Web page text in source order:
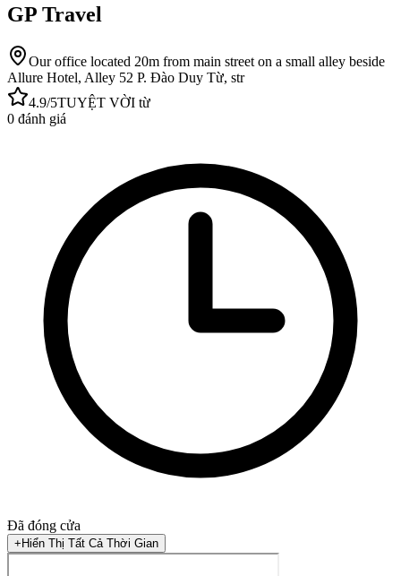
GP Travel
Our office located 20m from main street on a small alley beside
Allure Hotel, Alley 52 P. Đào Duy Từ, str
4.9/5TUYỆT VỜI từ
0 đánh giá
Đã đóng cửa
+Hiển Thị Tất Cả Thời Gian